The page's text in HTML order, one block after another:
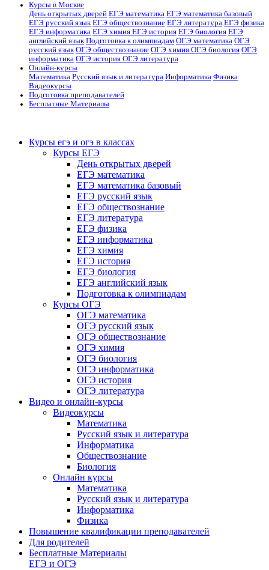
Курсы в Москве
День открытых дверей ЕГЭ математика ЕГЭ математика базовый
ЕГЭ русский язык ЕГЭ обществознание ЕГЭ литература ЕГЭ физика
ЕГЭ информатика ЕГЭ химия ЕГЭ история ЕГЭ биология ЕГЭ
английский язык Подготовка к олимпиадам ОГЭ математика ОГЭ
русский язык ОГЭ обществознание ОГЭ химия ОГЭ биология ОГЭ
информатика ОГЭ история ОГЭ литература
Онлайн-курсы
Математика Русский язык и литература Информатика Физика
Видеокурсы
Подготовка преподавателей
Бесплатные Материалы
Курсы егэ и огэ в классах
Курсы ЕГЭ
День открытых дверей
ЕГЭ математика
ЕГЭ математика базовый
ЕГЭ русский язык
ЕГЭ обществознание
ЕГЭ литература
ЕГЭ физика
ЕГЭ информатика
ЕГЭ химия
ЕГЭ история
ЕГЭ биология
ЕГЭ английский язык
Подготовка к олимпиадам
Курсы ОГЭ
ОГЭ математика
ОГЭ русский язык
ОГЭ обществознание
ОГЭ химия
ОГЭ биология
ОГЭ информатика
ОГЭ история
ОГЭ литература
Видео и онлайн-курсы
Видеокурсы
Математика
Русский язык и литература
Информатика
Обществознание
Биология
Онлайн курсы
Математика
Русский язык и литература
Информатика
Физика
Повышение квалификации преподавателей
Для родителей
Бесплатные Материалы
ЕГЭ и ОГЭ